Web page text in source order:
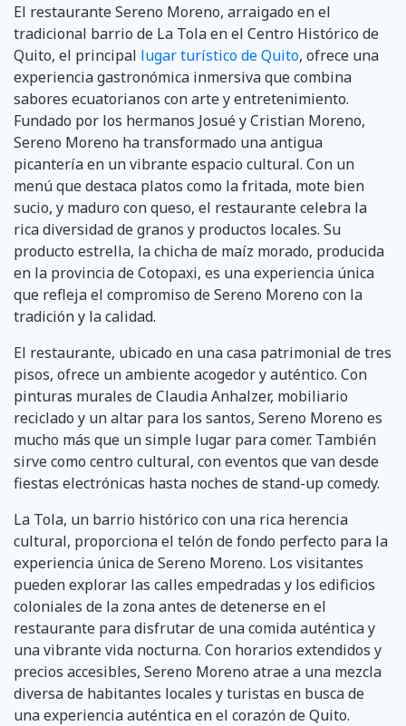
El restaurante Sereno Moreno, arraigado en el
tradicional barrio de La Tola en el Centro Histórico de
Quito, el principal lugar turístico de Quito, ofrece una
experiencia gastronómica inmersiva que combina
sabores ecuatorianos con arte y entretenimiento.
Fundado por los hermanos Josué y Cristian Moreno,
Sereno Moreno ha transformado una antigua
picantería en un vibrante espacio cultural. Con un
menú que destaca platos como la fritada, mote bien
sucio, y maduro con queso, el restaurante celebra la
rica diversidad de granos y productos locales. Su
producto estrella, la chicha de maíz morado, producida
en la provincia de Cotopaxi, es una experiencia única
que refleja el compromiso de Sereno Moreno con la
tradición y la calidad.
El restaurante, ubicado en una casa patrimonial de tres
pisos, ofrece un ambiente acogedor y auténtico. Con
pinturas murales de Claudia Anhalzer, mobiliario
reciclado y un altar para los santos, Sereno Moreno es
mucho más que un simple lugar para comer. También
sirve como centro cultural, con eventos que van desde
fiestas electrónicas hasta noches de stand-up comedy.
La Tola, un barrio histórico con una rica herencia
cultural, proporciona el telón de fondo perfecto para la
experiencia única de Sereno Moreno. Los visitantes
pueden explorar las calles empedradas y los edificios
coloniales de la zona antes de detenerse en el
restaurante para disfrutar de una comida auténtica y
una vibrante vida nocturna. Con horarios extendidos y
precios accesibles, Sereno Moreno atrae a una mezcla
diversa de habitantes locales y turistas en busca de
una experiencia auténtica en el corazón de Quito.